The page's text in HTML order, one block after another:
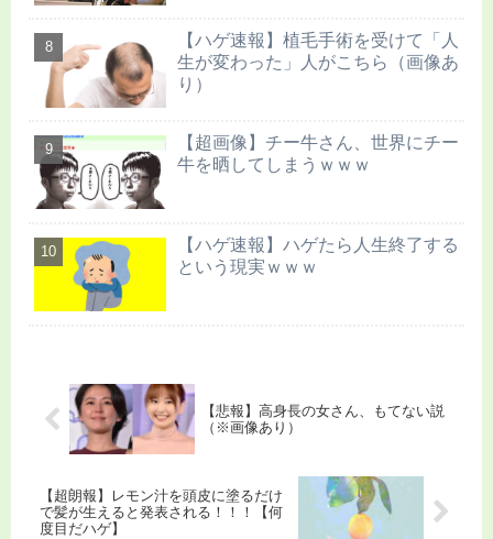
【ハゲ速報】植毛手術を受けて「人
生が変わった」人がこちら（画像あ
り）
【超画像】チー牛さん、世界にチー
牛を晒してしまうｗｗｗ
【ハゲ速報】ハゲたら人生終了する
という現実ｗｗｗ
【悲報】高身長の女さん、もてない説
（※画像あり）
【超朗報】レモン汁を頭皮に塗るだけ
で髪が生えると発表される！！！【何
度目だハゲ】